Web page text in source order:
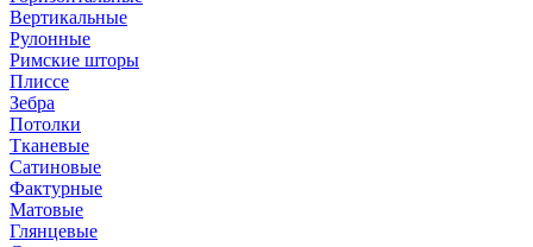
Вертикальные
Рулонные
Римские шторы
Плиссе
Зебра
Потолки
Тканевые
Сатиновые
Фактурные
Матовые
Глянцевые